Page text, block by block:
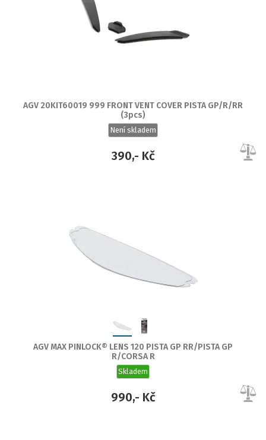
AGV 20KIT60019 999 FRONT VENT COVER PISTA GP/R/RR
(3pcs)
Není skladem
390,- Kč
AGV MAX PINLOCK® LENS 120 PISTA GP RR/PISTA GP
R/CORSA R
Skladem
990,- Kč